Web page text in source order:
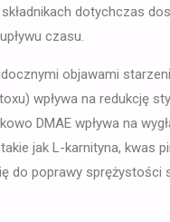
dotychczas
czasu.
objawami
wpływa na redukcję
DMAE wpływa na
jak L-karnityna, kwas
poprawy sprężystości